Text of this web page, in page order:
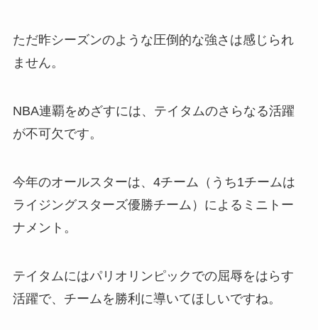
ただ昨シーズンのような圧倒的な強さは感じられ
ません。
NBA連覇をめざすには、テイタムのさらなる活躍
が不可欠です。
今年のオールスターは、4チーム（うち1チームは
ライジングスターズ優勝チーム）によるミニトー
ナメント。
テイタムにはパリオリンピックでの屈辱をはらす
活躍で、チームを勝利に導いてほしいですね。